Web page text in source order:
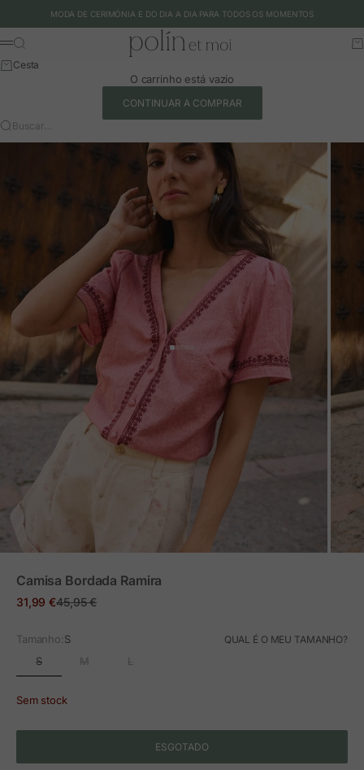
MODA DE CERIMÓNIA E DO DIA A DIA PARA TODOS OS MOMENTOS
Polín et moi - EU
Menu
Buscar
Cesta
O carrinho está vazio
CONTINUAR A COMPRAR
Buscar…
Ir para o artigo 1
Ir para o artigo 2
Ir para o artigo 3
Ir para o artigo 4
Ir para o artigo 5
Camisa Bordada Ramira
Preço em promoção
31,99 €Preço normal
45,95 €
Tamanho:S QUAL É O MEU TAMANHO?
S M L
Sem stock
ESGOTADO